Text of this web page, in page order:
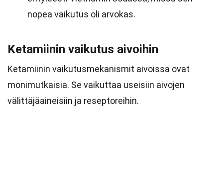
nopea vaikutus oli arvokas.
Ketamiinin vaikutus aivoihin
Ketamiinin vaikutusmekanismit aivoissa ovat
monimutkaisia. Se vaikuttaa useisiin aivojen
välittäjäaineisiin ja reseptoreihin.